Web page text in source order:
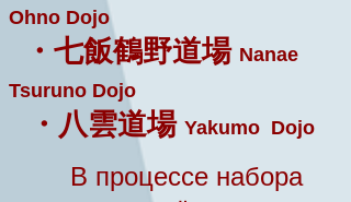
Ohno Dojo
・七飯鶴野道場 Nanae
Tsuruno Dojo
・八雲道場 Yakumo Dojo
В процессе набора